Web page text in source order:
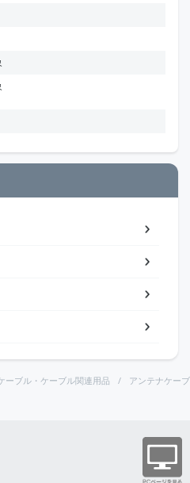
ーブル・ケーブル関連用品 アンテナケー